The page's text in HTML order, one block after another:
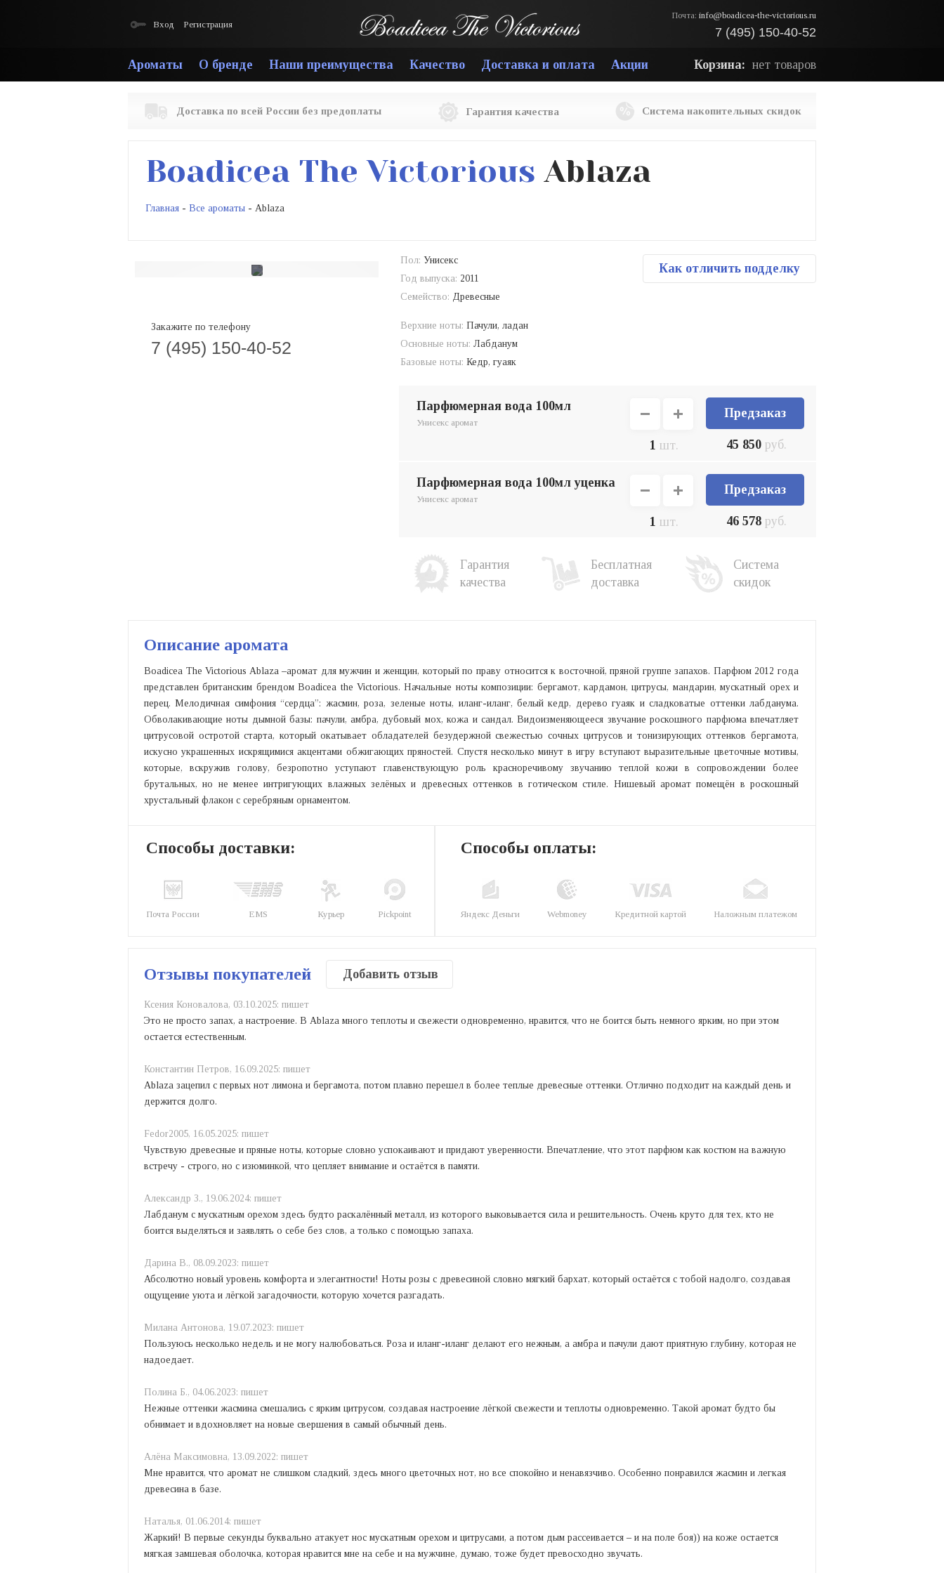
Вход Регистрация
Почта: info@boadicea-the-victorious.ru
7 (495) 150-40-52
Ароматы О бренде Наши преимущества Качество Доставка и оплата Акции Корзина: нет товаров
Доставка по всей России без предоплаты Гарантия качества Система накопительных скидок
Boadicea The Victorious Ablaza
Главная - Все ароматы - Ablaza
Закажите по телефону
7 (495) 150-40-52
Как отличить подделку
Пол: Унисекс
Год выпуска: 2011
Семейство: Древесные
Верхние ноты: Пачули, ладан
Основные ноты: Лабданум
Базовые ноты: Кедр, гуаяк
парфюмерная вода 100мл
Унисекс аромат
1 шт.
Предзаказ
45 850 руб.
парфюмерная вода 100мл уценка
Унисекс аромат
1 шт.
Предзаказ
46 578 руб.
Гарантия
качества
Бесплатная
доставка
Система
скидок
Описание аромата
Boadicea The Victorious Ablaza –аромат для мужчин и женщин, который по праву относится к восточной, пряной группе запахов. Парфюм 2012 года
представлен британским брендом Boadicea the Victorious. Начальные ноты композиции: бергамот, кардамон, цитрусы, мандарин, мускатный орех и
перец. Мелодичная симфония “сердца”: жасмин, роза, зеленые ноты, иланг-иланг, белый кедр, дерево гуаяк и сладковатые оттенки лабданума.
Обволакивающие ноты дымной базы: пачули, амбра, дубовый мох, кожа и сандал. Видоизменяющееся звучание роскошного парфюма впечатляет
цитрусовой остротой старта, который окатывает обладателей безудержной свежестью сочных цитрусов и тонизирующих оттенков бергамота,
искусно украшенных искрящимися акцентами обжигающих пряностей. Спустя несколько минут в игру вступают выразительные цветочные мотивы,
которые, вскружив голову, безропотно уступают главенствующую роль красноречивому звучанию теплой кожи в сопровождении более
брутальных, но не менее интригующих влажных зелёных и древесных оттенков в готическом стиле. Нишевый аромат помещён в роскошный
хрустальный флакон с серебряным орнаментом.
Способы доставки:
Почта России EMS Курьер Pickpoint
Способы оплаты:
Яндекс Деньги Webmoney Кредитной картой Наложным платежом
Отзывы покупателей Добавить отзыв
Ксения Коновалова, 03.10.2025: пишет
Это не просто запах, а настроение. В Ablaza много теплоты и свежести одновременно, нравится, что не боится быть немного ярким, но при этом
остается естественным.
Константин Петров, 16.09.2025: пишет
Ablaza зацепил с первых нот лимона и бергамота, потом плавно перешел в более теплые древесные оттенки. Отлично подходит на каждый день и
держится долго.
Fedor2005, 16.05.2025: пишет
Чувствую древесные и пряные ноты, которые словно успокаивают и придают уверенности. Впечатление, что этот парфюм как костюм на важную
встречу - строго, но с изюминкой, что цепляет внимание и остаётся в памяти.
Александр З., 19.06.2024: пишет
Лабданум с мускатным орехом здесь будто раскалённый металл, из которого выковывается сила и решительность. Очень круто для тех, кто не
боится выделяться и заявлять о себе без слов, а только с помощью запаха.
Дарина В., 08.09.2023: пишет
Абсолютно новый уровень комфорта и элегантности! Ноты розы с древесиной словно мягкий бархат, который остаётся с тобой надолго, создавая
ощущение уюта и лёгкой загадочности, которую хочется разгадать.
Милана Антонова, 19.07.2023: пишет
Пользуюсь несколько недель и не могу налюбоваться. Роза и иланг-иланг делают его нежным, а амбра и пачули дают приятную глубину, которая не
надоедает.
Полина Б., 04.06.2023: пишет
Нежные оттенки жасмина смешались с ярким цитрусом, создавая настроение лёгкой свежести и теплоты одновременно. Такой аромат будто бы
обнимает и вдохновляет на новые свершения в самый обычный день.
Алёна Максимовна, 13.09.2022: пишет
Мне нравится, что аромат не слишком сладкий, здесь много цветочных нот, но все спокойно и ненавязчиво. Особенно понравился жасмин и легкая
древесина в базе.
Наталья, 01.06.2014: пишет
Жаркий! В первые секунды буквально атакует нос мускатным орехом и цитрусами, а потом дым рассеивается – и на поле боя)) на коже остается
мягкая замшевая оболочка, которая нравится мне на себе и на мужчине, думаю, тоже будет превосходно звучать.